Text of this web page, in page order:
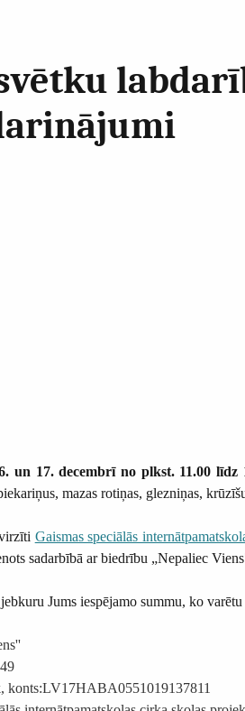
un 17. decembrī no plkst. 11.00 līdz
mazas rotiņas, glezniņas,
Gaismas speciālās
sadarbībā ar biedrību „Nepaliec
Jums iespējamo summu, ko
konts:LV17HABA0551019137811